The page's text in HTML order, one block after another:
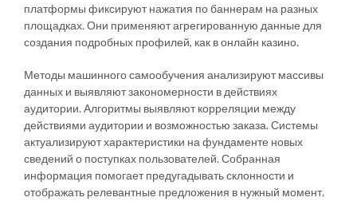
платформы фиксируют нажатия по баннерам на разных
площадках. Они применяют агрегированную данные для
создания подробных профилей, как в онлайн казино.
Методы машинного самообучения анализируют массивы
данных и выявляют закономерности в действиях
аудитории. Алгоритмы выявляют корреляции между
действиями аудитории и возможностью заказа. Системы
актуализируют характеристики на фундаменте новых
сведений о поступках пользователей. Собранная
информация помогает предугадывать склонности и
отображать релевантные предложения в нужный момент.